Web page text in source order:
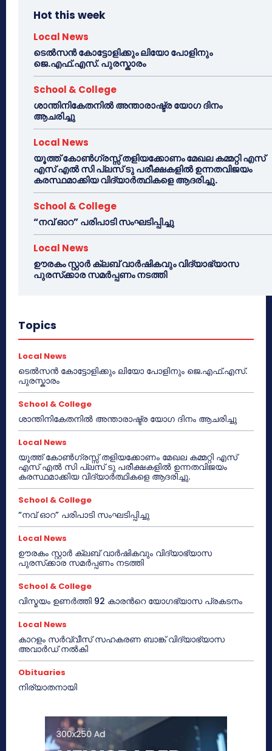
Hot this week
Local News
ടെൽസൻ കോട്ടോളിക്കും ലിയോ പോളിനും
ജെ.എഫ്.എസ്. പുരസ്കാരം
School & College
ശാന്തിനികേതനിൽ അന്താരാഷ്ട്ര യോഗ ദിനം
ആചരിച്ചു
Local News
യൂത്ത് കോൺഗ്രസ്സ് തളിയക്കോണം മേഖല കമ്മറ്റി എസ്
എസ് എൽ സി പ്ലസ് ടു പരീക്ഷകളിൽ ഉന്നതവിജയം
കരസ്ഥമാക്കിയ വിദ്യാർത്ഥികളെ ആദരിച്ചു.
School & College
“നവ് ഓറ” പരിപാടി സംഘടിപ്പിച്ചു
Local News
ഊരകം സ്റ്റാർ ക്ലബ് വാർഷികവും വിദ്യാഭ്യാസ
പുരസ്‌ക്കാര സമർപ്പണം നടത്തി
Topics
Local News
ടെൽസൻ കോട്ടോളിക്കും ലിയോ പോളിനും ജെ.എഫ്.എസ്.
പുരസ്കാരം
School & College
ശാന്തിനികേതനിൽ അന്താരാഷ്ട്ര യോഗ ദിനം ആചരിച്ചു
Local News
യൂത്ത് കോൺഗ്രസ്സ് തളിയക്കോണം മേഖല കമ്മറ്റി എസ്
എസ് എൽ സി പ്ലസ് ടു പരീക്ഷകളിൽ ഉന്നതവിജയം
കരസ്ഥമാക്കിയ വിദ്യാർത്ഥികളെ ആദരിച്ചു.
School & College
“നവ് ഓറ” പരിപാടി സംഘടിപ്പിച്ചു
Local News
ഊരകം സ്റ്റാർ ക്ലബ് വാർഷികവും വിദ്യാഭ്യാസ
പുരസ്‌ക്കാര സമർപ്പണം നടത്തി
School & College
വിസ്മയം ഉണർത്തി 92 കാരൻറെ യോഗഭ്യാസ പ്രകടനം
Local News
കാറളം സർവ്വീസ് സഹകരണ ബാങ്ക് വിദ്യാഭ്യാസ
അവാർഡ് നൽകി
Obituaries
നിര്യാതനായി